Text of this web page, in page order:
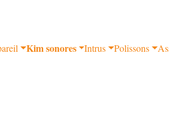
Kim sonores Intrus Polissons